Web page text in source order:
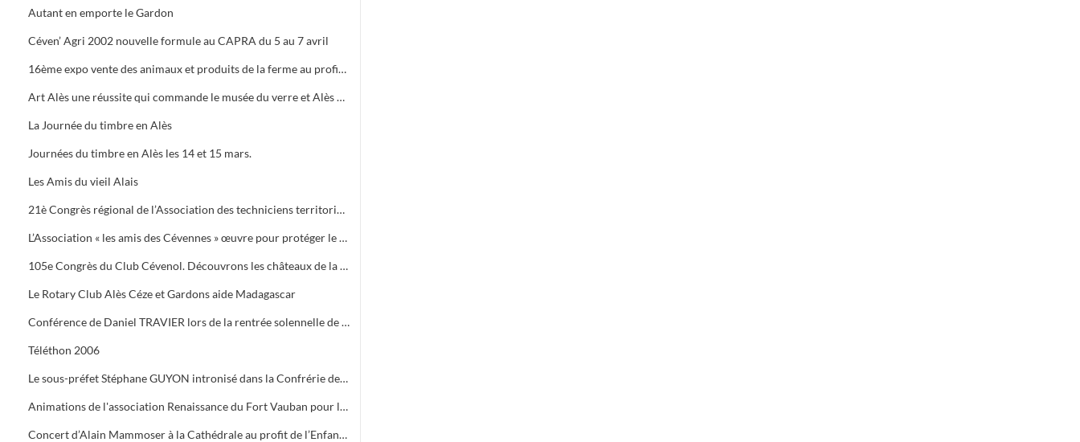
Autant en emporte le Gardon
Céven’ Agri 2002 nouvelle formule au CAPRA du 5 au 7 avril
16ème expo vente des animaux et produits de la ferme au profit des orphelins des sapeurs-pompiers aux halles de Bruèges
Art Alès une réussite qui commande le musée du verre et Alès capitale des Cévennes, départ du chemin des verriers.
La Journée du timbre en Alès
Journées du timbre en Alès les 14 et 15 mars.
Les Amis du vieil Alais
21è Congrès régional de l’Association des techniciens territoriaux.
L’Association « les amis des Cévennes » œuvre pour protéger le patrimoine cévenol.
105e Congrès du Club Cévenol. Découvrons les châteaux de la Vaunage
Le Rotary Club Alès Céze et Gardons aide Madagascar
Conférence de Daniel TRAVIER lors de la rentrée solennelle de l'Académie Cévenole
Téléthon 2006
Le sous-préfet Stéphane GUYON intronisé dans la Confrérie des Mange Tripes
Animations de l'association Renaissance du Fort Vauban pour le Téléthon
Concert d’Alain Mammoser à la Cathédrale au profit de l’Enfance Inadaptée.